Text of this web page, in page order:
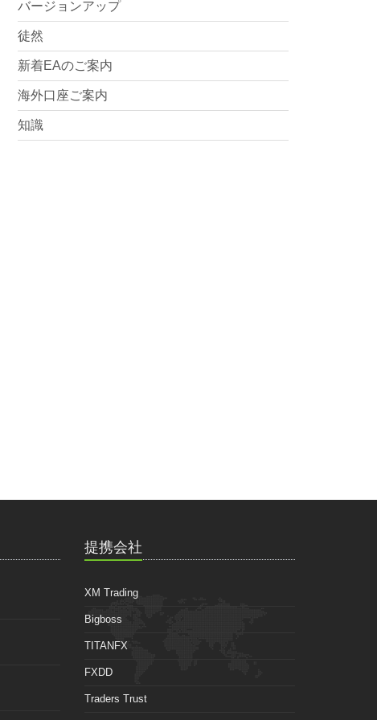
バージョンアップ
徒然
新着EAのご案内
海外口座ご案内
知識
提携会社
XM Trading
Bigboss
TITANFX
FXDD
Traders Trust